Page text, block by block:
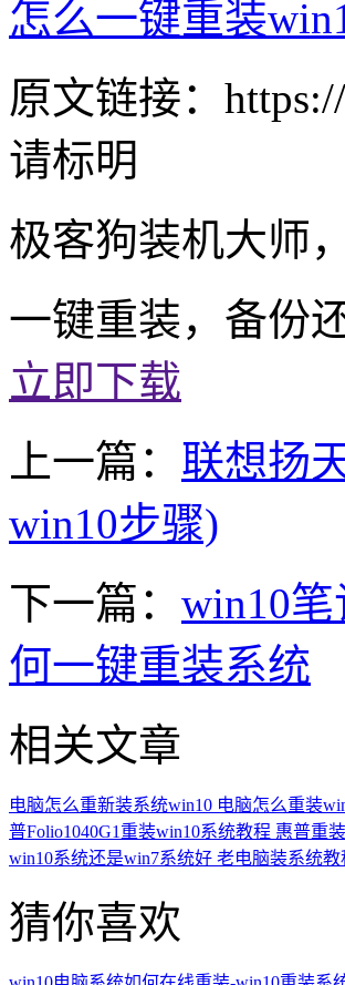
怎么一键重装
原文链接：
请标明
极客狗装机大师
一键重装，备份
立即下载
上一篇： 联想扬
win10步骤)
下一篇： win10
何一键重装系统
相关文章
电脑怎么重新装系统win10 电脑怎么重装
普Folio1040G1重装win10系统教程 惠普重
win10系统还是win7系统好 老电脑装系统教
猜你喜欢